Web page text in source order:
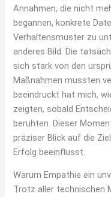
Annahmen, die nicht
begannen, konkrete
Verhaltensmuster zu
anderes Bild. Die
sich stark von den
Maßnahmen mussten
beeindruckt hat mich,
zeigten, sobald
beruhten. Dieser
präziser Blick auf die
Erfolg beeinflusst.
Warum Empathie ein
Trotz aller technischen